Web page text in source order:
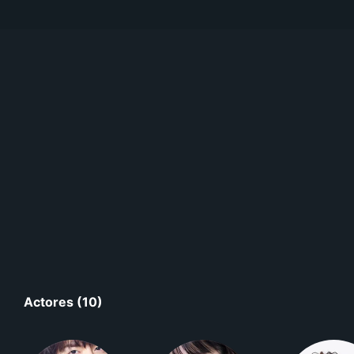
Actores (10)